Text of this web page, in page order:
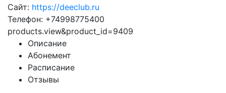
Сайт: https://deeclub.ru
Телефон: +74998775400
products.view&product_id=9409
Описание
Абонемент
Расписание
Отзывы